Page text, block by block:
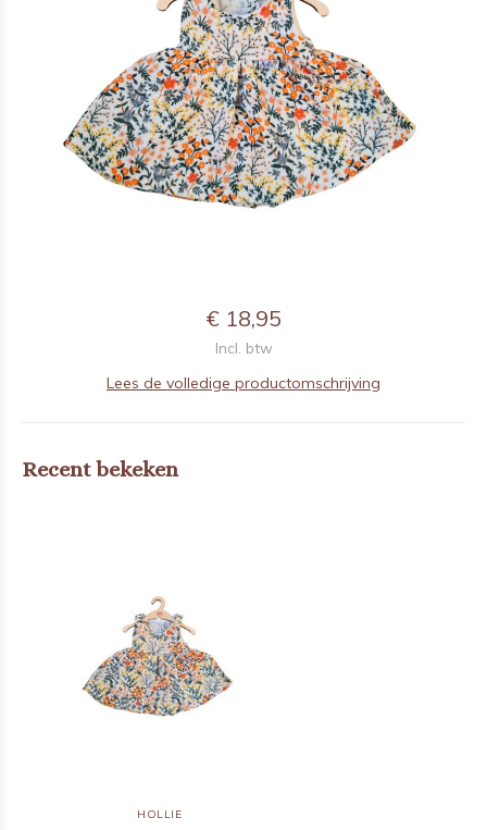
€ 18,95
Incl. btw
Lees de volledige productomschrijving
Recent bekeken
HOLLIE